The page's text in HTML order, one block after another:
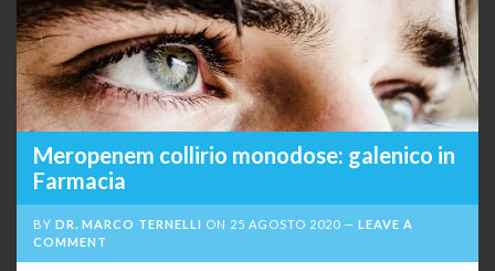
Meropenem collirio monodose: galenico in
Farmacia
BY DR. MARCO TERNELLI ON 25 AGOSTO 2020
LEAVE A
COMMENT